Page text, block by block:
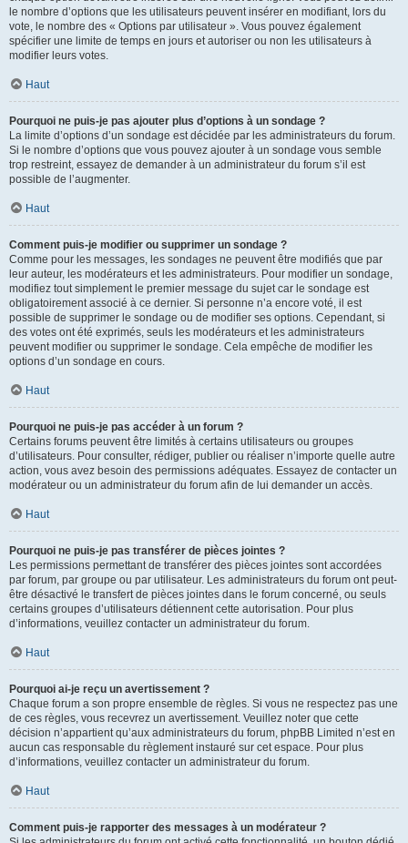
le nombre d’options que les utilisateurs peuvent insérer en modifiant, lors du
vote, le nombre des « Options par utilisateur ». Vous pouvez également
spécifier une limite de temps en jours et autoriser ou non les utilisateurs à
modifier leurs votes.
Haut
Pourquoi ne puis-je pas ajouter plus d’options à un sondage ?
La limite d’options d’un sondage est décidée par les administrateurs du forum.
Si le nombre d’options que vous pouvez ajouter à un sondage vous semble
trop restreint, essayez de demander à un administrateur du forum s’il est
possible de l’augmenter.
Haut
Comment puis-je modifier ou supprimer un sondage ?
Comme pour les messages, les sondages ne peuvent être modifiés que par
leur auteur, les modérateurs et les administrateurs. Pour modifier un sondage,
modifiez tout simplement le premier message du sujet car le sondage est
obligatoirement associé à ce dernier. Si personne n’a encore voté, il est
possible de supprimer le sondage ou de modifier ses options. Cependant, si
des votes ont été exprimés, seuls les modérateurs et les administrateurs
peuvent modifier ou supprimer le sondage. Cela empêche de modifier les
options d’un sondage en cours.
Haut
Pourquoi ne puis-je pas accéder à un forum ?
Certains forums peuvent être limités à certains utilisateurs ou groupes
d’utilisateurs. Pour consulter, rédiger, publier ou réaliser n’importe quelle autre
action, vous avez besoin des permissions adéquates. Essayez de contacter un
modérateur ou un administrateur du forum afin de lui demander un accès.
Haut
Pourquoi ne puis-je pas transférer de pièces jointes ?
Les permissions permettant de transférer des pièces jointes sont accordées
par forum, par groupe ou par utilisateur. Les administrateurs du forum ont peut-
être désactivé le transfert de pièces jointes dans le forum concerné, ou seuls
certains groupes d’utilisateurs détiennent cette autorisation. Pour plus
d’informations, veuillez contacter un administrateur du forum.
Haut
Pourquoi ai-je reçu un avertissement ?
Chaque forum a son propre ensemble de règles. Si vous ne respectez pas une
de ces règles, vous recevrez un avertissement. Veuillez noter que cette
décision n’appartient qu’aux administrateurs du forum, phpBB Limited n’est en
aucun cas responsable du règlement instauré sur cet espace. Pour plus
d’informations, veuillez contacter un administrateur du forum.
Haut
Comment puis-je rapporter des messages à un modérateur ?